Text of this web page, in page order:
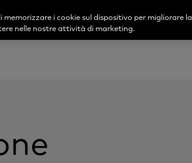
i cookie sul dispositivo per migliorare la
nelle nostre attività di marketing.